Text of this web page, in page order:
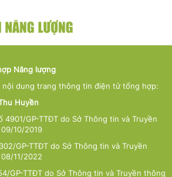
Năng lượng
nội dung trang thông tin điện tử tổng hợp:
Huyền
4901/GP-TTĐT do Sở Thông tin và Truyền
10/2019
GP-TTĐT do Sở Thông tin và Truyền
11/2022
GP-TTĐT do Sở Thông tin và Truyền thông